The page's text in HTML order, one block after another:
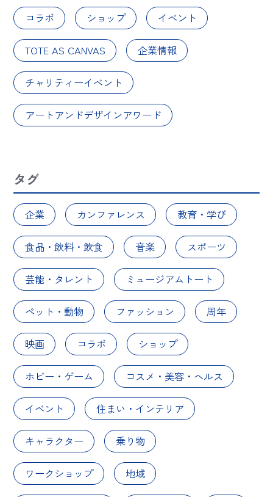
コラボ ショップ イベント
TOTE AS CANVAS 企業情報
チャリティーイベント
アートアンドデザインアワード
タグ
企業 カンファレンス 教育・学び
食品・飲料・飲食 音楽 スポーツ
芸能・タレント ミュージアムトート
ペット・動物 ファッション 周年
映画 コラボ ショップ
ホビー・ゲーム コスメ・美容・ヘルス
イベント 住まい・インテリア
キャラクター 乗り物
ワークショップ 地域